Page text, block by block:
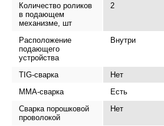
Количество роликов
в подающем
механизме, шт
2
Расположение
подающего
устройства
Внутри
TIG-сварка Нет
MMA-сварка
Есть
Сварка порошковой
проволокой
Нет